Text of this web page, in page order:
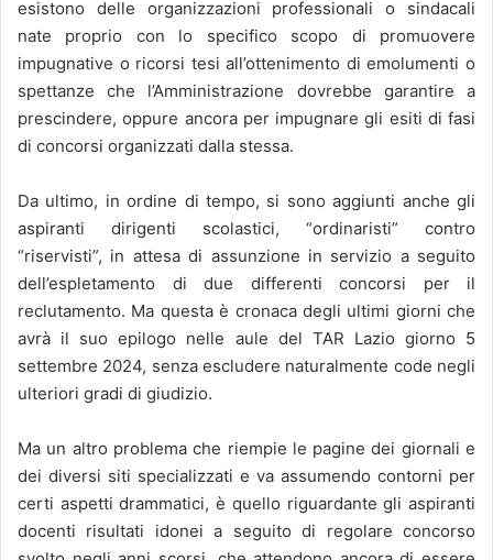
esistono delle organizzazioni professionali o sindacali
nate proprio con lo specifico scopo di promuovere
impugnative o ricorsi tesi all’ottenimento di emolumenti o
spettanze che l’Amministrazione dovrebbe garantire a
prescindere, oppure ancora per impugnare gli esiti di fasi
di concorsi organizzati dalla stessa.
Da ultimo, in ordine di tempo, si sono aggiunti anche gli
aspiranti dirigenti scolastici, “ordinaristi” contro
“riservisti”, in attesa di assunzione in servizio a seguito
dell’espletamento di due differenti concorsi per il
reclutamento. Ma questa è cronaca degli ultimi giorni che
avrà il suo epilogo nelle aule del TAR Lazio giorno 5
settembre 2024, senza escludere naturalmente code negli
ulteriori gradi di giudizio.
Ma un altro problema che riempie le pagine dei giornali e
dei diversi siti specializzati e va assumendo contorni per
certi aspetti drammatici, è quello riguardante gli aspiranti
docenti risultati idonei a seguito di regolare concorso